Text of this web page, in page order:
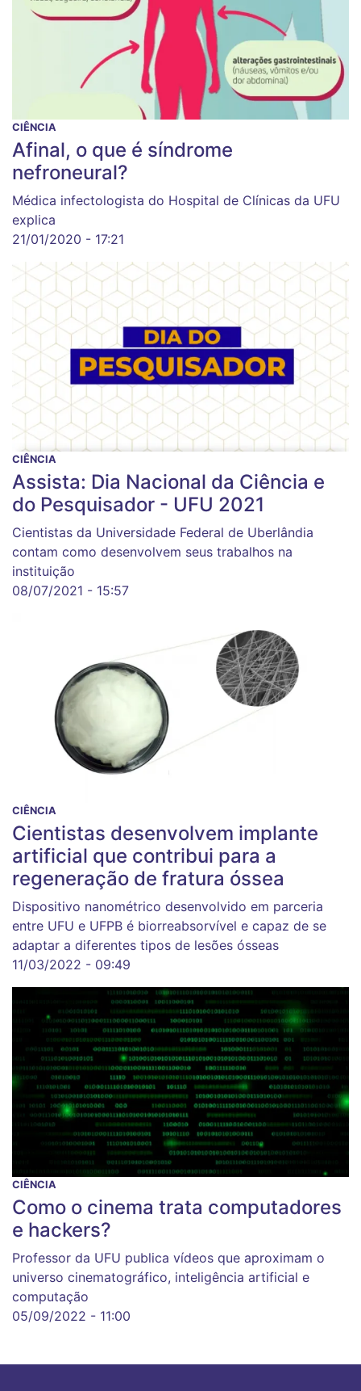
CIÊNCIA
Afinal, o que é síndrome
nefroneural?
Médica infectologista do Hospital de Clínicas da UFU
explica
21/01/2020 - 17:21
CIÊNCIA
Assista: Dia Nacional da Ciência e
do Pesquisador - UFU 2021
Cientistas da Universidade Federal de Uberlândia
contam como desenvolvem seus trabalhos na
instituição
08/07/2021 - 15:57
CIÊNCIA
Cientistas desenvolvem implante
artificial que contribui para a
regeneração de fratura óssea
Dispositivo nanométrico desenvolvido em parceria
entre UFU e UFPB é biorreabsorvível e capaz de se
adaptar a diferentes tipos de lesões ósseas
11/03/2022 - 09:49
CIÊNCIA
Como o cinema trata computadores
e hackers?
Professor da UFU publica vídeos que aproximam o
universo cinematográfico, inteligência artificial e
computação
05/09/2022 - 11:00